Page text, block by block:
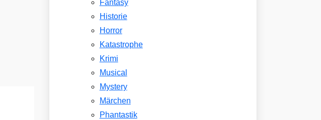
Fantasy
Historie
Horror
Katastrophe
Krimi
Musical
Mystery
Märchen
Phantastik